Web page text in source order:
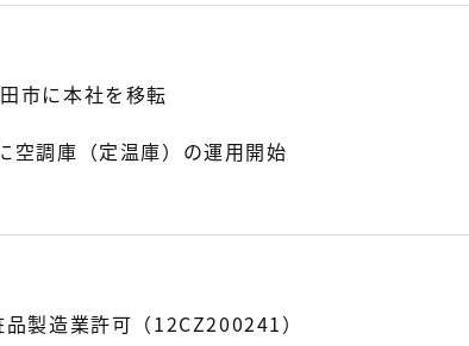
市に本社を移転
空調庫（定温庫）の運用開始
製造業許可（12CZ200241）